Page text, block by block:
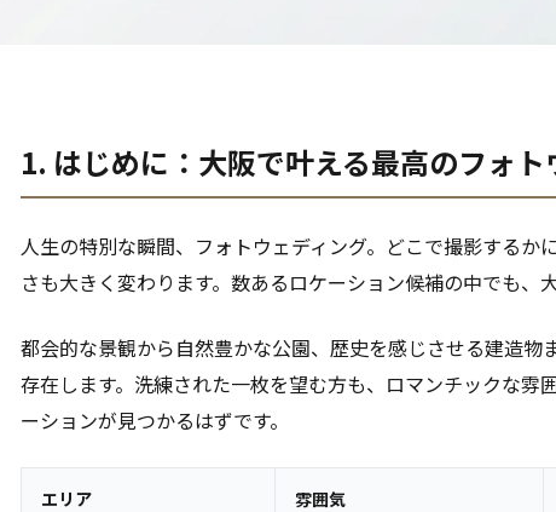
1. はじめに：大阪で叶える最高のフォト
人生の特別な瞬間、フォトウェディング。どこで撮影するか
さも大きく変わります。数あるロケーション候補の中でも、
都会的な景観から自然豊かな公園、歴史を感じさせる建造物
存在します。洗練された一枚を望む方も、ロマンチックな雰
ーションが見つかるはずです。
エリア 雰囲気